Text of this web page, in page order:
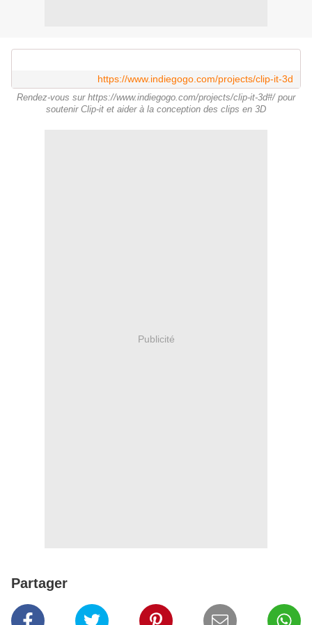
https://www.indiegogo.com/projects/clip-it-3d
Rendez-vous sur https://www.indiegogo.com/projects/clip-it-3d#/ pour
soutenir Clip-it et aider à la conception des clips en 3D
Publicité
Partager